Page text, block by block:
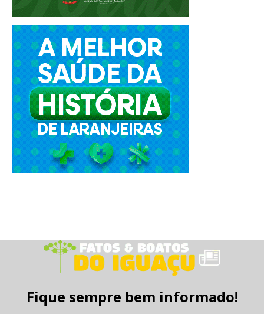
Fique sempre bem informado!